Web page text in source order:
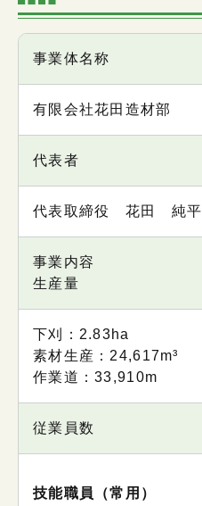
項目
内容
事業体名称
有限会社花田造材部
代表者
代表取締役 花田 純平
事業内容
生産量
下刈：2.83ha
素材生産：24,617m³
作業道：33,910m
従業員数
技能職員（常用）